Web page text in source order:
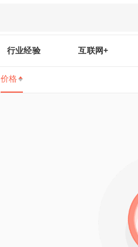
行业经验 互联网+
价格